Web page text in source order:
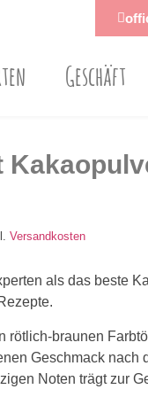
Geschäft
Versandkosten
als das beste
rötlich-braunen
Geschmack nach
Noten trägt zur